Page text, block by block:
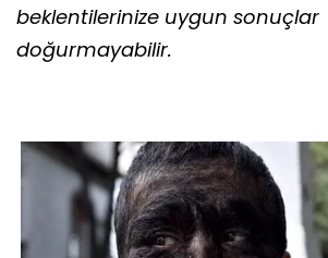
beklentilerinize uygun sonuçlar
doğurmayabilir.